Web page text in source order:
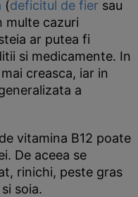
(deficitul de fier sau
multe cazuri
ar putea fi
si medicamente. In
creasca, iar in
a
vitamina B12 poate
De aceea se
rinichi, peste gras
soia.